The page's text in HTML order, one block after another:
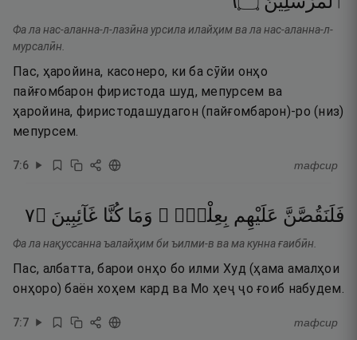
Фа ла нас-аланна-л-лазӣна урсила илайҳим ва ла нас-аланна-л-
мурсалӣн.
Пас, ҳаройина, касонеро, ки ба сӯйи онҳо
пайғомбарон фиристода шуд, мепурсем ва
ҳаройина, фиристодашудагон (пайғомбарон)-ро (низ)
мепурсем.
7:6 тафсир
فَلَنَقُصَّنَّ عَلَيْهِم بِعِلْمٍۢ ۖ وَمَا كُنَّا غَآئِبِينَ ۝٧
Фа ла нақуссанна ъалайҳим би ъилми-в ва ма кунна ғаибӣн.
Пас, албатта, барои онҳо бо илми Худ (ҳама амалҳои
онҳоро) баён хоҳем кард ва Мо ҳеҷ ҷо ғоиб набудем.
7:7 тафсир